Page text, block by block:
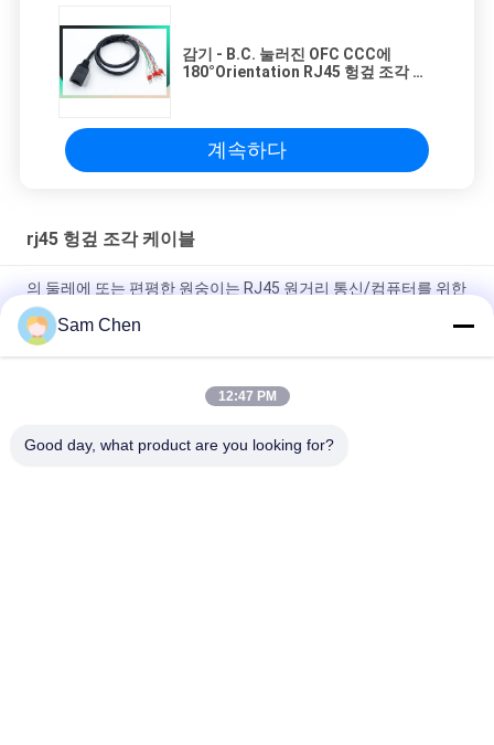
감기 - B.C. 눌러진 OFC CCC에
180°Orientation RJ45 헝겊 조각 케
계속하다
rj45 헝겊 조각 케이블
의 둘레에 또는 편평한 원숭이는 RJ45 원거리 통신/컴퓨터를 위한
케이블을 깁습니다
8P8C 쓰리 웨이 1 내지 2 RJ45 이더넷 분배기 연결기
RJ45 연결기와 여성 1m Cat 6A 26AWG 네트워킹 케이블에 남자
Sam Chen
12:47 PM
Good day, what product are you looking for?